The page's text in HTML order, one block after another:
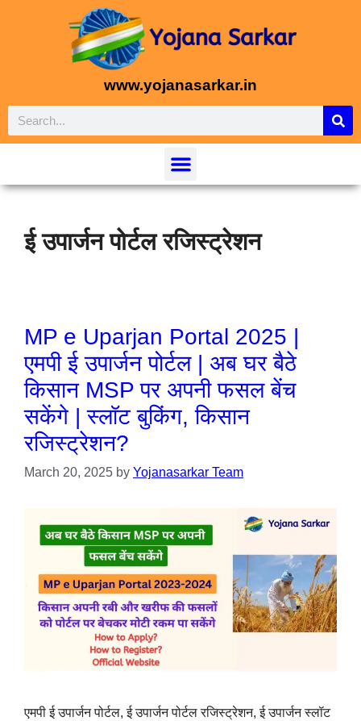
www.yojanasarkar.in
ई उपार्जन पोर्टल रजिस्ट्रेशन
MP e Uparjan Portal 2025 |
एमपी ई उपार्जन पोर्टल | अब घर बैठे
किसान MSP पर अपनी फसल बेंच
सकेंगे | स्लॉट बुकिंग, किसान
रजिस्ट्रेशन?
March 20, 2025 by Yojanasarkar Team
एमपी ई उपार्जन पोर्टल, ई उपार्जन पोर्टल रजिस्ट्रेशन, ई उपार्जन स्लॉट